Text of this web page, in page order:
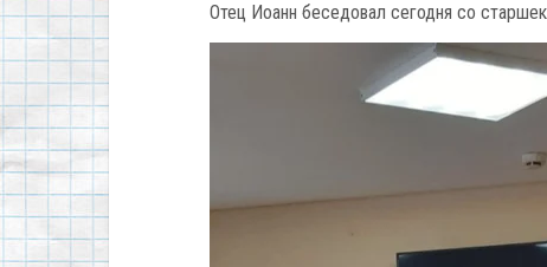
Отец Иоанн беседовал сегодня со